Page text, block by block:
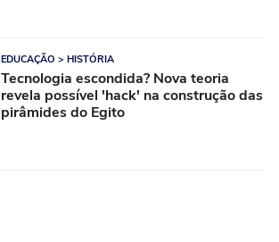
EDUCAÇÃO > HISTÓRIA
Tecnologia escondida? Nova teoria
revela possível 'hack' na construção das
pirâmides do Egito